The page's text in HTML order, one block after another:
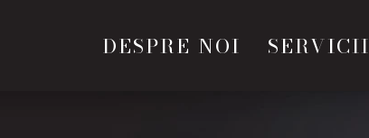
DESPRE NOI SERVICII